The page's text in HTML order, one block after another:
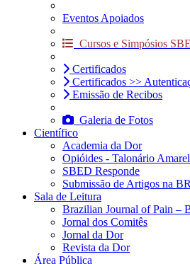
Eventos Apoiados
Cursos e Simpósios
Certificados
Certificados >>
Emissão de Recibos
Galeria de Fotos
Científico
Academia da Dor
Opióides - Talonário
SBED Responde
Submissão de Artigos na
Sala de Leitura
Brazilian Journal of Pain –
Jornal dos Comitês
Jornal da Dor
Revista da Dor
Área Pública